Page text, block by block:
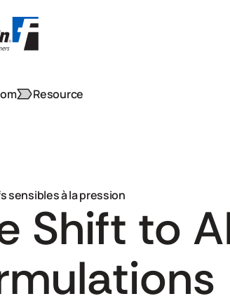
Resource
sensibles à la pression
Shift to